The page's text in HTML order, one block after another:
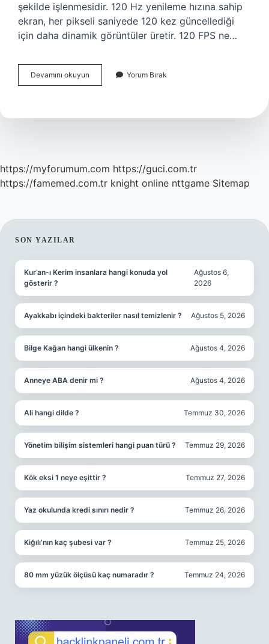
şekilde işlenmesidir. 120 Hz yenileme hızına sahip
ekran, her pikseli saniyede 120 kez güncellediği
için daha dinamik görüntüler üretir. 120 FPS ne…
Devamını okuyun
Fps
Yorum Bırak
https://myforumum.com https://guci.com.tr
https://famemed.com.tr knight online nttgame Sitemap
SIDEBAR
SON YAZILAR
Kur’an-ı Kerim insanlara hangi konuda yol
gösterir ?
Ağustos 6,
2026
Ayakkabı içindeki bakteriler nasıl temizlenir ? Ağustos 5, 2026
Bilge Kağan hangi ülkenin ? Ağustos 4, 2026
Anneye ABA denir mi ? Ağustos 4, 2026
Ali hangi dilde ? Temmuz 30, 2026
Yönetim bilişim sistemleri hangi puan türü ? Temmuz 29, 2026
Kök eksi 1 neye eşittir ? Temmuz 27, 2026
Yaz okulunda kredi sınırı nedir ? Temmuz 26, 2026
Kiğılı’nın kaç şubesi var ? Temmuz 25, 2026
80 mm yüzük ölçüsü kaç numaradır ? Temmuz 24, 2026